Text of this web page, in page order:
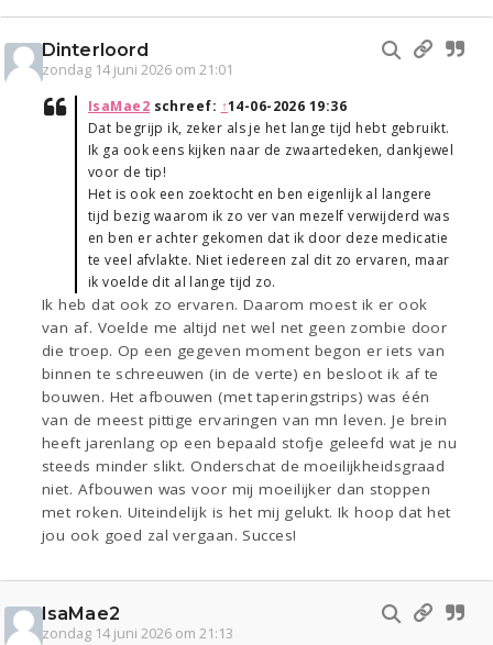
Dinterloord
zondag 14 juni 2026 om 21:01
IsaMae2 schreef: ↑14-06-2026 19:36
Dat begrijp ik, zeker als je het lange tijd hebt gebruikt.
Ik ga ook eens kijken naar de zwaartedeken, dankjewel
voor de tip!
Het is ook een zoektocht en ben eigenlijk al langere
tijd bezig waarom ik zo ver van mezelf verwijderd was
en ben er achter gekomen dat ik door deze medicatie
te veel afvlakte. Niet iedereen zal dit zo ervaren, maar
ik voelde dit al lange tijd zo.
Ik heb dat ook zo ervaren. Daarom moest ik er ook
van af. Voelde me altijd net wel net geen zombie door
die troep. Op een gegeven moment begon er iets van
binnen te schreeuwen (in de verte) en besloot ik af te
bouwen. Het afbouwen (met taperingstrips) was één
van de meest pittige ervaringen van mn leven. Je brein
heeft jarenlang op een bepaald stofje geleefd wat je nu
steeds minder slikt. Onderschat de moeilijkheidsgraad
niet. Afbouwen was voor mij moeilijker dan stoppen
met roken. Uiteindelijk is het mij gelukt. Ik hoop dat het
jou ook goed zal vergaan. Succes!
IsaMae2
zondag 14 juni 2026 om 21:13